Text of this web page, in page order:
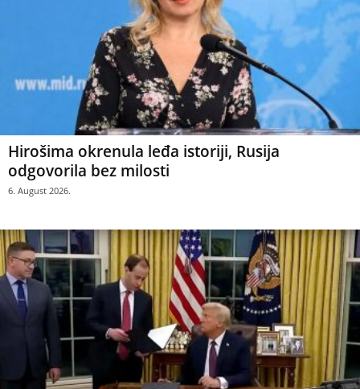
Hirošima okrenula leđa istoriji, Rusija
odgovorila bez milosti
6. August 2026.